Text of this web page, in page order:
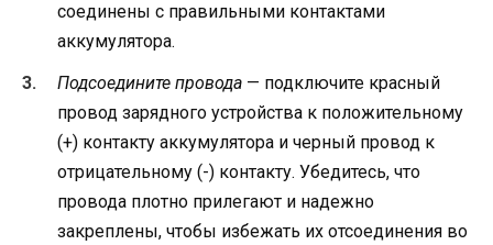
соединены с правильными контактами
аккумулятора.
Подсоедините провода — подключите красный
провод зарядного устройства к положительному
(+) контакту аккумулятора и черный провод к
отрицательному (-) контакту. Убедитесь, что
провода плотно прилегают и надежно
закреплены, чтобы избежать их отсоединения во